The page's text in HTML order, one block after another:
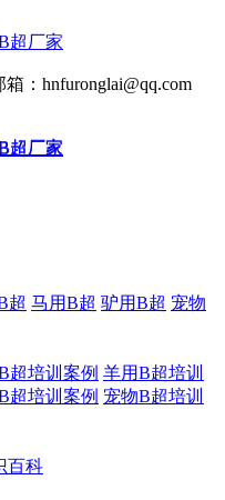
：hnfuronglai@qq.com
超 马用B超 驴用B超 宠物
超培训案例 羊用B超培训
超培训案例 宠物B超培训
百科